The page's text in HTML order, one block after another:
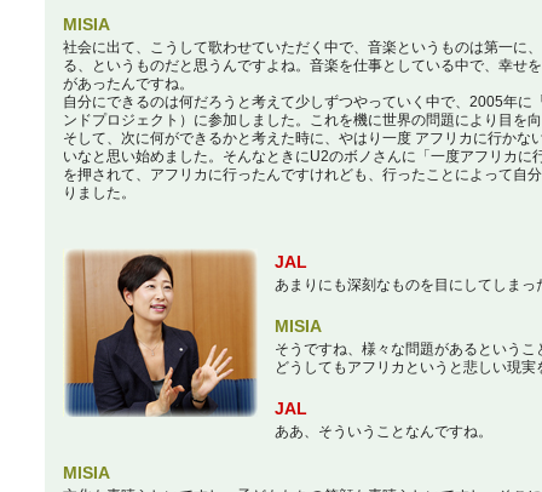
MISIA
社会に出て、こうして歌わせていただく中で、音楽というものは第一に
る、というものだと思うんですよね。音楽を仕事としている中で、幸せ
があったんですね。
自分にできるのは何だろうと考えて少しずつやっていく中で、2005年
ンドプロジェクト）に参加しました。これを機に世界の問題により目を
そして、次に何ができるかと考えた時に、やはり一度 アフリカに行か
いなと思い始めました。そんなときにU2のボノさんに「一度アフリカ
を押されて、アフリカに行ったんですけれども、行ったことによって自
りました。
JAL
あまりにも深刻なものを目にしてしまっ
MISIA
そうですね、様々な問題があるという
どうしてもアフリカというと悲しい現
JAL
ああ、そういうことなんですね。
MISIA